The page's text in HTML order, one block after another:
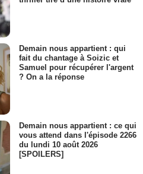
Demain nous appartient : qui
fait du chantage à Soizic et
Samuel pour récupérer l'argent
? On a la réponse
Demain nous appartient : ce qui
vous attend dans l'épisode 2266
du lundi 10 août 2026
[SPOILERS]